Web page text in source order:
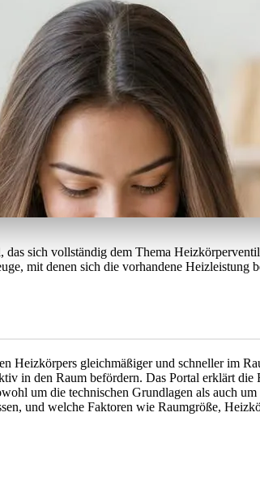
sich vollständig dem Thema
mit denen sich die vorhandene Heizleistung
Heizkörpers gleichmäßiger und schneller im
in den Raum befördern. Das Portal erklärt
um die technischen Grundlagen als auch
und welche Faktoren wie Raumgröße,